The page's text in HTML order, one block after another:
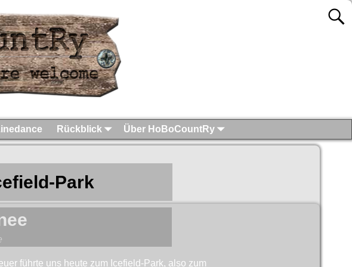
Rückblick Über HoBoCountRy
Park
führte uns heute zum Icefield-Park, also zum